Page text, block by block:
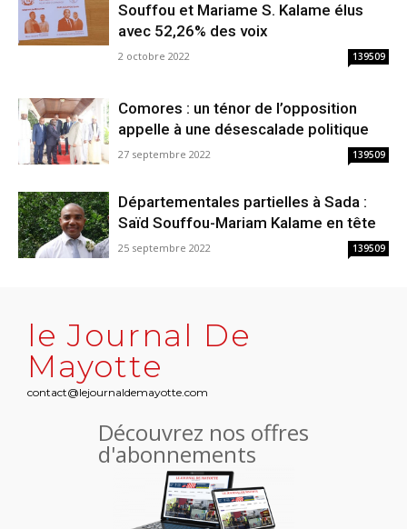
Souffou et Mariame S. Kalame élus
avec 52,26% des voix
2 octobre 2022 139509
Comores : un ténor de l’opposition
appelle à une désescalade politique
27 septembre 2022 139509
Départementales partielles à Sada :
Saïd Souffou-Mariam Kalame en tête
25 septembre 2022 139509
le Journal De
Mayotte
contact@lejournaldemayotte.com
Découvrez nos offres
d'abonnements